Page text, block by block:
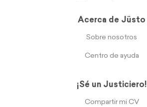
Acerca de Jüsto
Sobre nosotros
Centro de ayuda
¡Sé un Justiciero!
Compartir mi CV